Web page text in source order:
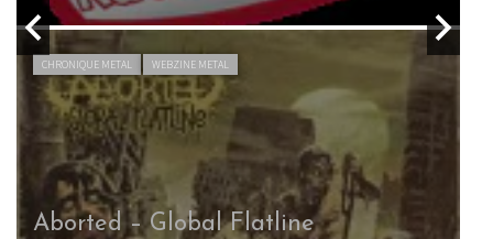
CHRONIQUE METAL WEBZINE METAL
Aborted – La Grande Mascarade
(EP)